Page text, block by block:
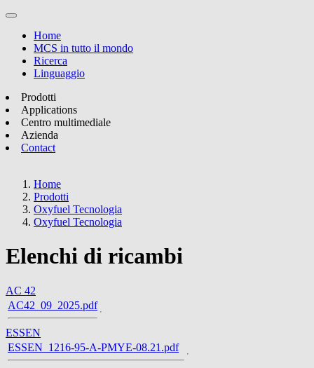
Home
MCS in tutto il mondo
Ricerca
Linguaggio
Prodotti
Applications
Centro multimediale
Azienda
Contact
Home
Prodotti
Oxyfuel Tecnologia
Oxyfuel Tecnologia
Elenchi di ricambi
AC 42
AC42_09_2025.pdf
ESSEN
ESSEN_1216-95-A-PMYE-08.21.pdf